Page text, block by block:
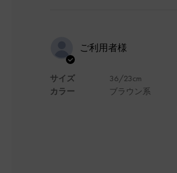
ご利用者様
サイズ
カラー
36/23cm
ブラウン系